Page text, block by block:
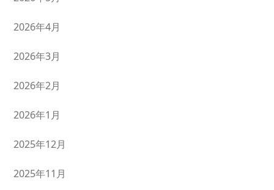
2026年4月
2026年3月
2026年2月
2026年1月
2025年12月
2025年11月